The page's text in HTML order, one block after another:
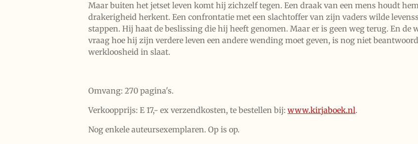
Maar buiten het jetset leven komt hij zichzelf tegen. Een draak van een mens houdt
drakerigheid herkent. Een confrontatie met een slachtoffer van zijn vaders wilde
stappen. Hij haat de beslissing die hij heeft genomen. Maar er is geen weg terug. En
vraag hoe hij zijn verdere leven een andere wending moet geven, is nog niet
werkloosheid in slaat.
Omvang: 270 pagina's.
Verkoopprijs: E 17,- ex verzendkosten, te bestellen bij: www.kirjaboek.nl.
Nog enkele auteursexemplaren. Op is op.